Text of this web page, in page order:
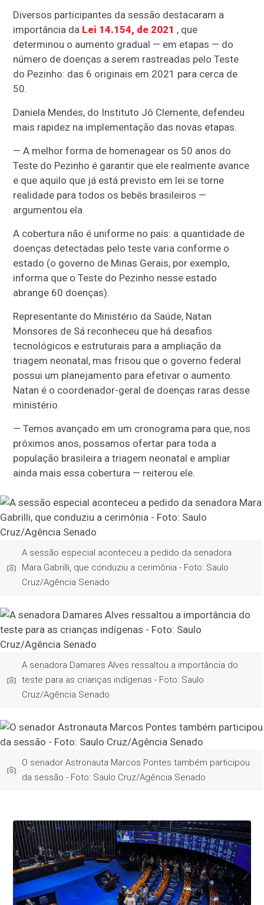
Diversos participantes da sessão destacaram a
importância da Lei 14.154, de 2021 , que
determinou o aumento gradual — em etapas — do
número de doenças a serem rastreadas pelo Teste
do Pezinho: das 6 originais em 2021 para cerca de
50.
Daniela Mendes, do Instituto Jô Clemente, defendeu
mais rapidez na implementação das novas etapas.
— A melhor forma de homenagear os 50 anos do
Teste do Pezinho é garantir que ele realmente avance
e que aquilo que já está previsto em lei se torne
realidade para todos os bebês brasileiros —
argumentou ela.
A cobertura não é uniforme no país: a quantidade de
doenças detectadas pelo teste varia conforme o
estado (o governo de Minas Gerais, por exemplo,
informa que o Teste do Pezinho nesse estado
abrange 60 doenças).
Representante do Ministério da Saúde, Natan
Monsores de Sá reconheceu que há desafios
tecnológicos e estruturais para a ampliação da
triagem neonatal, mas frisou que o governo federal
possui um planejamento para efetivar o aumento.
Natan é o coordenador-geral de doenças raras desse
ministério.
— Temos avançado em um cronograma para que, nos
próximos anos, possamos ofertar para toda a
população brasileira a triagem neonatal e ampliar
ainda mais essa cobertura — reiterou ele.
A sessão especial aconteceu a pedido da senadora
Mara Gabrilli, que conduziu a cerimônia - Foto: Saulo
Cruz/Agência Senado
A senadora Damares Alves ressaltou a importância do
teste para as crianças indígenas - Foto: Saulo
Cruz/Agência Senado
O senador Astronauta Marcos Pontes também participou
da sessão - Foto: Saulo Cruz/Agência Senado